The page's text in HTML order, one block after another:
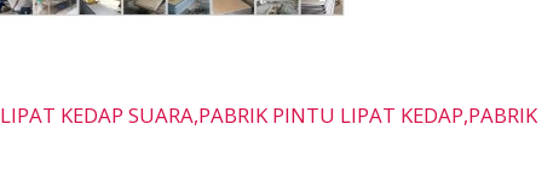
KEDAP SUARA,PABRIK PINTU LIPAT KEDAP,PABRIK